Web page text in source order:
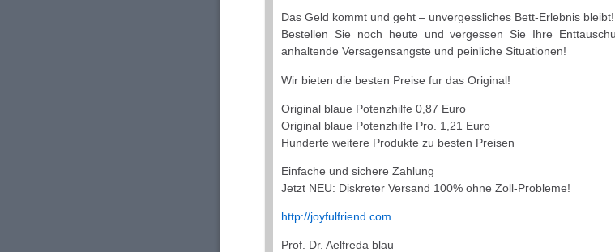
Das Geld kommt und geht – unvergessliches Bett-Erlebnis bleibt!
Bestellen Sie noch heute und vergessen Sie Ihre
anhaltende Versagensangste und peinliche Situationen!
Wir bieten die besten Preise fur das Original!
Original blaue Potenzhilfe 0,87 Euro
Original blaue Potenzhilfe Pro. 1,21 Euro
Hunderte weitere Produkte zu besten Preisen
Einfache und sichere Zahlung
Jetzt NEU: Diskreter Versand 100% ohne Zoll-Probleme!
http://joyfulfriend.com
Prof. Dr. Aelfreda blau